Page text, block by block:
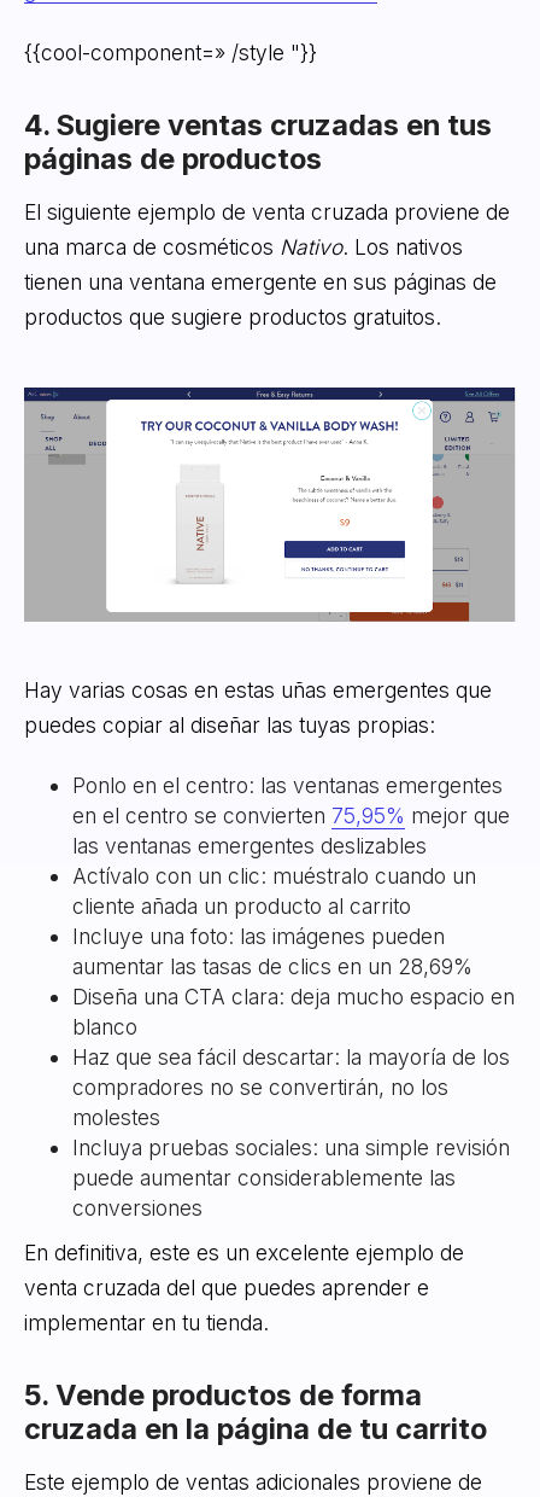
{{cool-component=» /style "}}
4. Sugiere ventas cruzadas en tus
páginas de productos
El siguiente ejemplo de venta cruzada proviene de
una marca de cosméticos Nativo. Los nativos
tienen una ventana emergente en sus páginas de
productos que sugiere productos gratuitos.
Hay varias cosas en estas uñas emergentes que
puedes copiar al diseñar las tuyas propias:
Ponlo en el centro: las ventanas emergentes
en el centro se convierten 75,95% mejor que
las ventanas emergentes deslizables
Actívalo con un clic: muéstralo cuando un
cliente añada un producto al carrito
Incluye una foto: las imágenes pueden
aumentar las tasas de clics en un 28,69%
Diseña una CTA clara: deja mucho espacio en
blanco
Haz que sea fácil descartar: la mayoría de los
compradores no se convertirán, no los
molestes
Incluya pruebas sociales: una simple revisión
puede aumentar considerablemente las
conversiones
En definitiva, este es un excelente ejemplo de
venta cruzada del que puedes aprender e
implementar en tu tienda.
5. Vende productos de forma
cruzada en la página de tu carrito
Este ejemplo de ventas adicionales proviene de